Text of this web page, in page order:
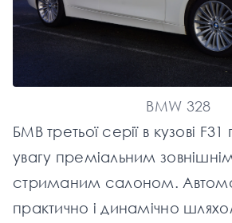
BMW 328
БМВ третьої серії в кузові
увагу преміальним
стриманим салоном.
практично і динамічно